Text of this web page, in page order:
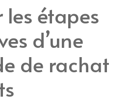
les étapes
d’une
de rachat